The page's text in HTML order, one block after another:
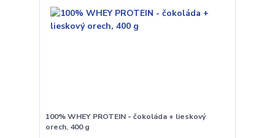
100% WHEY PROTEIN - čokoláda + lieskový
orech, 400 g